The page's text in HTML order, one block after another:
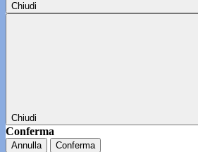
Chiudi
Chiudi
Conferma
Annulla Conferma